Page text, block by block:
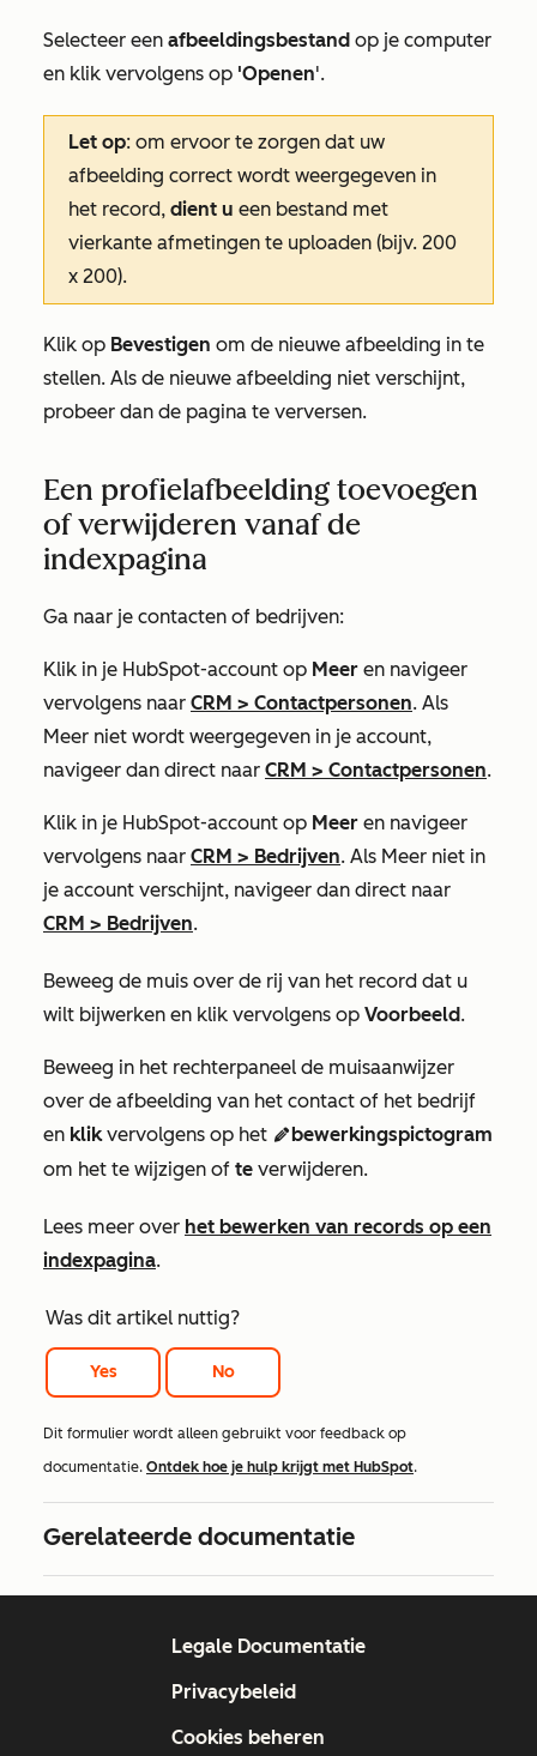
Selecteer een afbeeldingsbestand op je computer
en klik vervolgens op 'Openen'.
Let op: om ervoor te zorgen dat uw
afbeelding correct wordt weergegeven in
het record, dient u een bestand met
vierkante afmetingen te uploaden (bijv. 200
x 200).
Klik op Bevestigen om de nieuwe afbeelding in te
stellen. Als de nieuwe afbeelding niet verschijnt,
probeer dan de pagina te verversen.
Een profielafbeelding toevoegen
of verwijderen vanaf de
indexpagina
Ga naar je contacten of bedrijven:
Klik in je HubSpot-account op Meer en navigeer
vervolgens naar CRM > Contactpersonen. Als
Meer niet wordt weergegeven in je account,
navigeer dan direct naar CRM > Contactpersonen.
Klik in je HubSpot-account op Meer en navigeer
vervolgens naar CRM > Bedrijven. Als Meer niet in
je account verschijnt, navigeer dan direct naar
CRM > Bedrijven.
Beweeg de muis over de rij van het record dat u
wilt bijwerken en klik vervolgens op Voorbeeld.
Beweeg in het rechterpaneel de muisaanwijzer
over de afbeelding van het contact of het bedrijf
en klikvervolgens op het editbewerkingspictogram
om het te wijzigen of te verwijderen.
Lees meer over het bewerken van records op een
indexpagina.
Was dit artikel nuttig?
Yes No
Dit formulier wordt alleen gebruikt voor feedback op
documentatie. Ontdek hoe je hulp krijgt met HubSpot.
Gerelateerde documentatie
Legale Documentatie
Privacybeleid
Cookies beheren